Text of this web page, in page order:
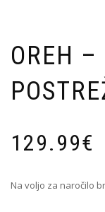
OREH –
129.99€
Na voljo za naročilo